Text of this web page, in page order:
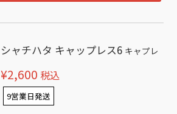
シャチハタ キャップレス6 キャプレ
¥2,600 税込
9営業日発送